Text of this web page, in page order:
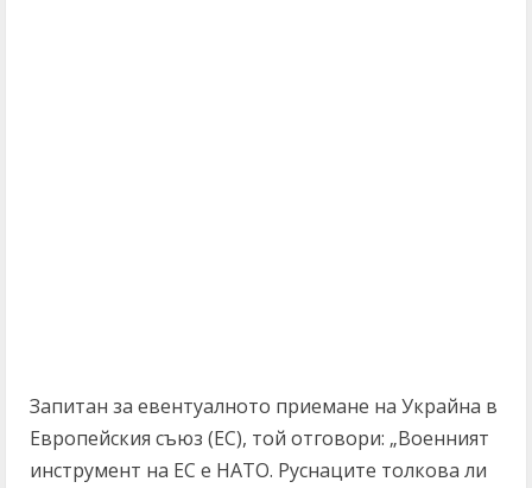
Запитан за евентуалното приемане на Украйна в
Европейския съюз (ЕС), той отговори: „Военният
инструмент на ЕС е НАТО. Руснаците толкова ли